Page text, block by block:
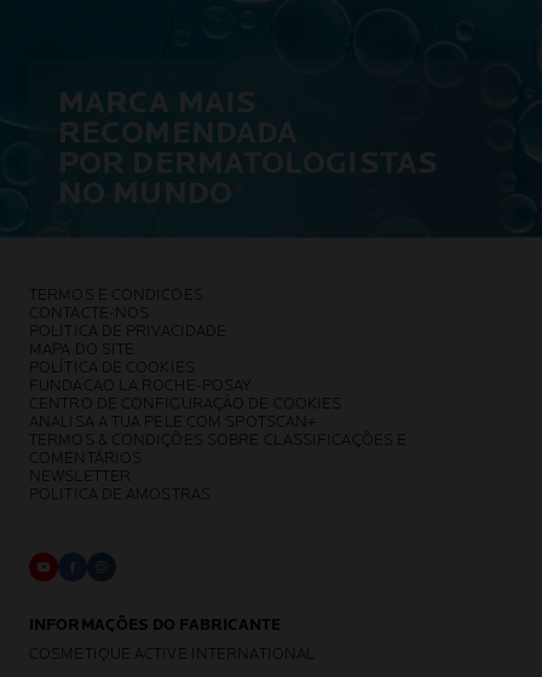
MARCA MAIS
RECOMENDADA
POR DERMATOLOGISTAS
NO MUNDO
TERMOS E CONDICOES
CONTACTE-NOS
POLITICA DE PRIVACIDADE
MAPA DO SITE
POLÍTICA DE COOKIES
FUNDACAO LA ROCHE-POSAY
CENTRO DE CONFIGURAÇÃO DE COOKIES
ANALISA A TUA PELE COM SPOTSCAN+
TERMOS & CONDIÇÕES SOBRE CLASSIFICAÇÕES E
COMENTÁRIOS
NEWSLETTER
POLITICA DE AMOSTRAS
INFORMAÇÕES DO FABRICANTE
COSMETIQUE ACTIVE INTERNATIONAL